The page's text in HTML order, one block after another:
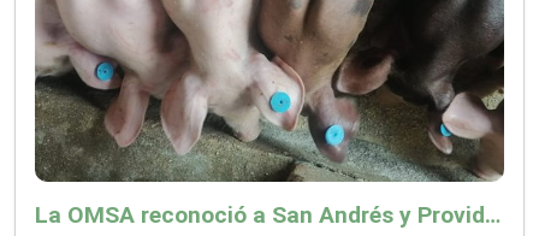
La OMSA reconoció a San Andrés y Providencia como zona libre de Peste Porcina Clásica (PPC)